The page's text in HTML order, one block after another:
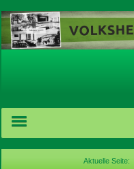
Aktuelle Seite: